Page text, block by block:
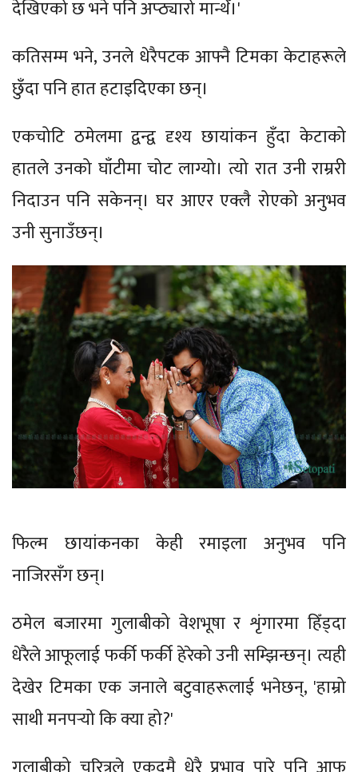
देखिएको छ भने पनि अप्ठ्यारो मान्थेँ।'
कतिसम्म भने, उनले धेरैपटक आफ्नै टिमका केटाहरूले
छुँदा पनि हात हटाइदिएका छन्।
एकचोटि ठमेलमा द्वन्द्व दृश्य छायांकन हुँदा केटाको
हातले उनको घाँटीमा चोट लाग्यो। त्यो रात उनी राम्ररी
निदाउन पनि सकेनन्। घर आएर एक्लै रोएको अनुभव
उनी सुनाउँछन्।
फिल्म छायांकनका केही रमाइला अनुभव पनि
नाजिरसँग छन्।
ठमेल बजारमा गुलाबीको वेशभूषा र शृंगारमा हिँड्दा
धेरैले आफूलाई फर्की फर्की हेरेको उनी सम्झिन्छन्। त्यही
देखेर टिमका एक जनाले बटुवाहरूलाई भनेछन्, 'हाम्रो
साथी मनपर्‍यो कि क्या हो?'